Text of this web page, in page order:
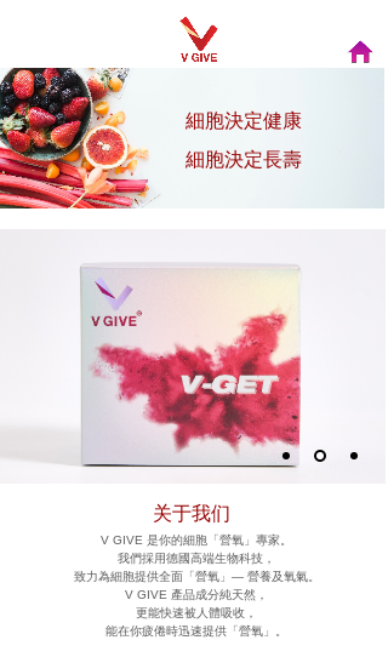
細胞決定健康
細胞決定長壽
关于我们
V GIVE 是你的細胞「營氧」專家。
我們採用德國高端生物科技，
致力為細胞提供全面「營氧」— 營養及氧氣。
V GIVE 產品成分純天然，
更能快速被人體吸收，
能在你疲倦時迅速提供「營氧」。